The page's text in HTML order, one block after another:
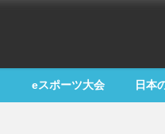
eスポーツ大会 日本